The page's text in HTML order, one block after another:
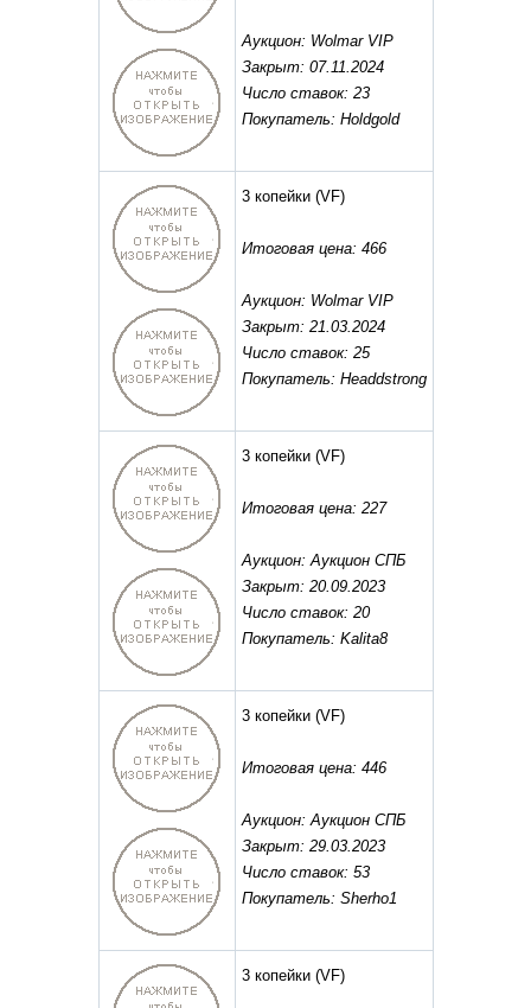
Аукцион: Wolmar VIP
Закрыт: 07.11.2024
Число ставок: 23
Покупатель: Holdgold
3 копейки(VF)
Итоговая цена: 466
Аукцион: Wolmar VIP
Закрыт: 21.03.2024
Число ставок: 25
Покупатель: Headdstrong
3 копейки(VF)
Итоговая цена: 227
Аукцион: Аукцион СПБ
Закрыт: 20.09.2023
Число ставок: 20
Покупатель: Kalita8
3 копейки(VF)
Итоговая цена: 446
Аукцион: Аукцион СПБ
Закрыт: 29.03.2023
Число ставок: 53
Покупатель: Sherho1
3 копейки(VF)